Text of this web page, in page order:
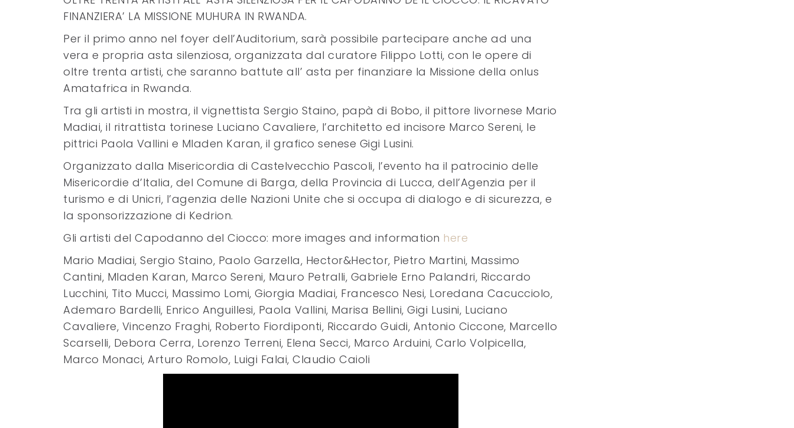
FINANZIERA’ LA MISSIONE MUHURA IN RWANDA.
Per il primo anno nel foyer dell’Auditorium, sarà possibile partecipare anche ad una
vera e propria asta silenziosa, organizzata dal curatore Filippo Lotti, con le opere di
oltre trenta artisti, che saranno battute all’ asta per finanziare la Missione della onlus
Amatafrica in Rwanda.
Tra gli artisti in mostra, il vignettista Sergio Staino, papà di Bobo, il pittore livornese Mario
Madiai, il ritrattista torinese Luciano Cavaliere, l’architetto ed incisore Marco Sereni, le
pittrici Paola Vallini e Mladen Karan, il grafico senese Gigi Lusini.
Organizzato dalla Misericordia di Castelvecchio Pascoli, l’evento ha il patrocinio delle
Misericordie d’Italia, del Comune di Barga, della Provincia di Lucca, dell’Agenzia per il
turismo e di Unicri, l’agenzia delle Nazioni Unite che si occupa di dialogo e di sicurezza, e
la sponsorizzazione di Kedrion.
Gli artisti del Capodanno del Ciocco: more images and information here
Mario Madiai, Sergio Staino, Paolo Garzella, Hector&Hector, Pietro Martini, Massimo
Cantini, Mladen Karan, Marco Sereni, Mauro Petralli, Gabriele Erno Palandri, Riccardo
Lucchini, Tito Mucci, Massimo Lomi, Giorgia Madiai, Francesco Nesi, Loredana Cacucciolo,
Ademaro Bardelli, Enrico Anguillesi, Paola Vallini, Marisa Bellini, Gigi Lusini, Luciano
Cavaliere, Vincenzo Fraghi, Roberto Fiordiponti, Riccardo Guidi, Antonio Ciccone, Marcello
Scarselli, Debora Cerra, Lorenzo Terreni, Elena Secci, Marco Arduini, Carlo Volpicella,
Marco Monaci, Arturo Romolo, Luigi Falai, Claudio Caioli